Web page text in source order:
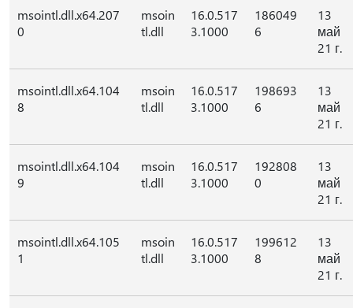
msointl.dll.x64.207
0
msoin
tl.dll
16.0.517
3.1000
186049
6
13
май
21 г.
msointl.dll.x64.104
8
msoin
tl.dll
16.0.517
3.1000
198693
6
13
май
21 г.
msointl.dll.x64.104
9
msoin
tl.dll
16.0.517
3.1000
192808
0
13
май
21 г.
msointl.dll.x64.105
1
msoin
tl.dll
16.0.517
3.1000
199612
8
13
май
21 г.